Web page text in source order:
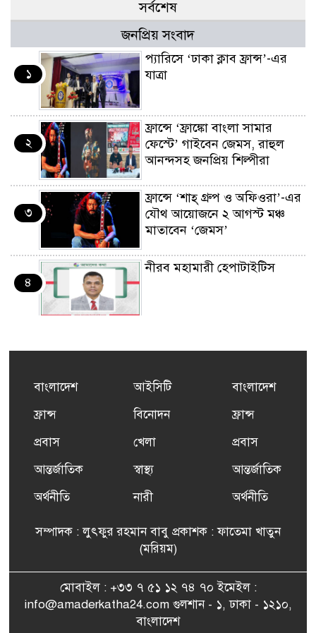
সর্বশেষ
জনপ্রিয় সংবাদ
১
প্যারিসে ‘ঢাকা ক্লাব ফ্রান্স’-এর
যাত্রা
২
ফ্রান্সে ‘ফ্রাঙ্কো বাংলা সামার
ফেস্টে’ গাইবেন জেমস, রাহুল
আনন্দসহ জনপ্রিয় শিল্পীরা
৩
ফ্রান্সে ‘শাহ্ গ্রুপ ও অফিওরা’-এর
যৌথ আয়োজনে ২ আগস্ট মঞ্চ
মাতাবেন ‘জেমস’
৪
নীরব মহামারী হেপাটাইটিস
৫
এর সম্পূর্ণ বিনামূল্যের সুশি
ফ্রান্সসহ ইউরোপীয় দেশসমূহে
দাবদাহ: কারণ, প্রভাব ও করণীয়
ফ্রান্সে সংবর্ধিত হলেন যুক্তরাজ্য
বিএনপি’র আহ্বায়ক কমিটির
সাংবাদিকতায় কৃতিত্বের পুরস্কার
এমপি মমতাজ আলোকে
বাংলাদেশ
ফ্রান্স
প্রবাস
আন্তর্জাতিক
অর্থনীতি
আইসিটি
বিনোদন
খেলা
স্বাস্থ্য
নারী
বাংলাদেশ
ফ্রান্স
প্রবাস
আন্তর্জাতিক
অর্থনীতি
সম্পাদক : লুৎফুর রহমান বাবু প্রকাশক : ফাতেমা খাতুন
(মরিয়ম)
মোবাইল : +৩৩ ৭ ৫১ ১২ ৭৪ ৭০ ইমেইল :
info@amaderkatha24.com গুলশান - ১, ঢাকা - ১২১০,
বাংলাদেশ